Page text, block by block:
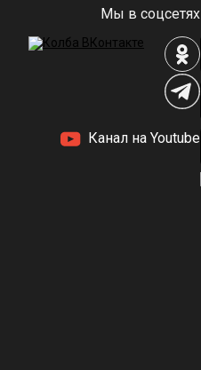
Мы в соцсетях
Канал на Youtube